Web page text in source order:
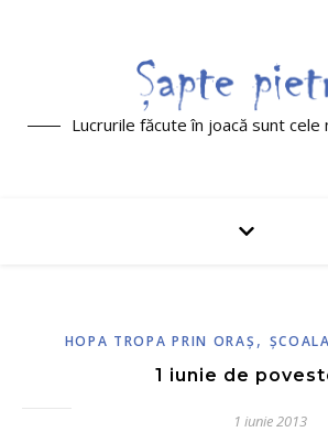
Lucrurile făcute în joacă sunt cele
HOPA TROPA PRIN ORAŞ ,
1 iunie de
1 iunie 2013